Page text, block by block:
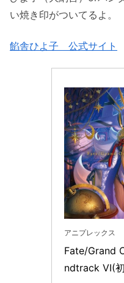
い焼き印がついてるよ。
餡舎ひよ子 公式サイト
アニプレックス
Fate/Grand
ndtrack VI(